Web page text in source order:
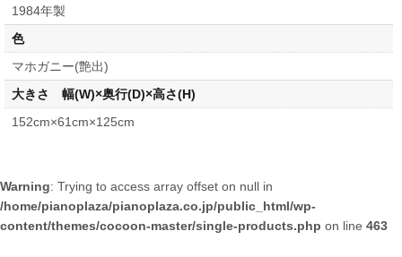
1984年製
色
マホガニー(艶出)
大きさ 幅(W)×奥行(D)×高さ(H)
152cm×61cm×125cm
Warning: Trying to access array offset on null in
/home/pianoplaza/pianoplaza.co.jp/public_html/wp-
content/themes/cocoon-master/single-products.php on line 463